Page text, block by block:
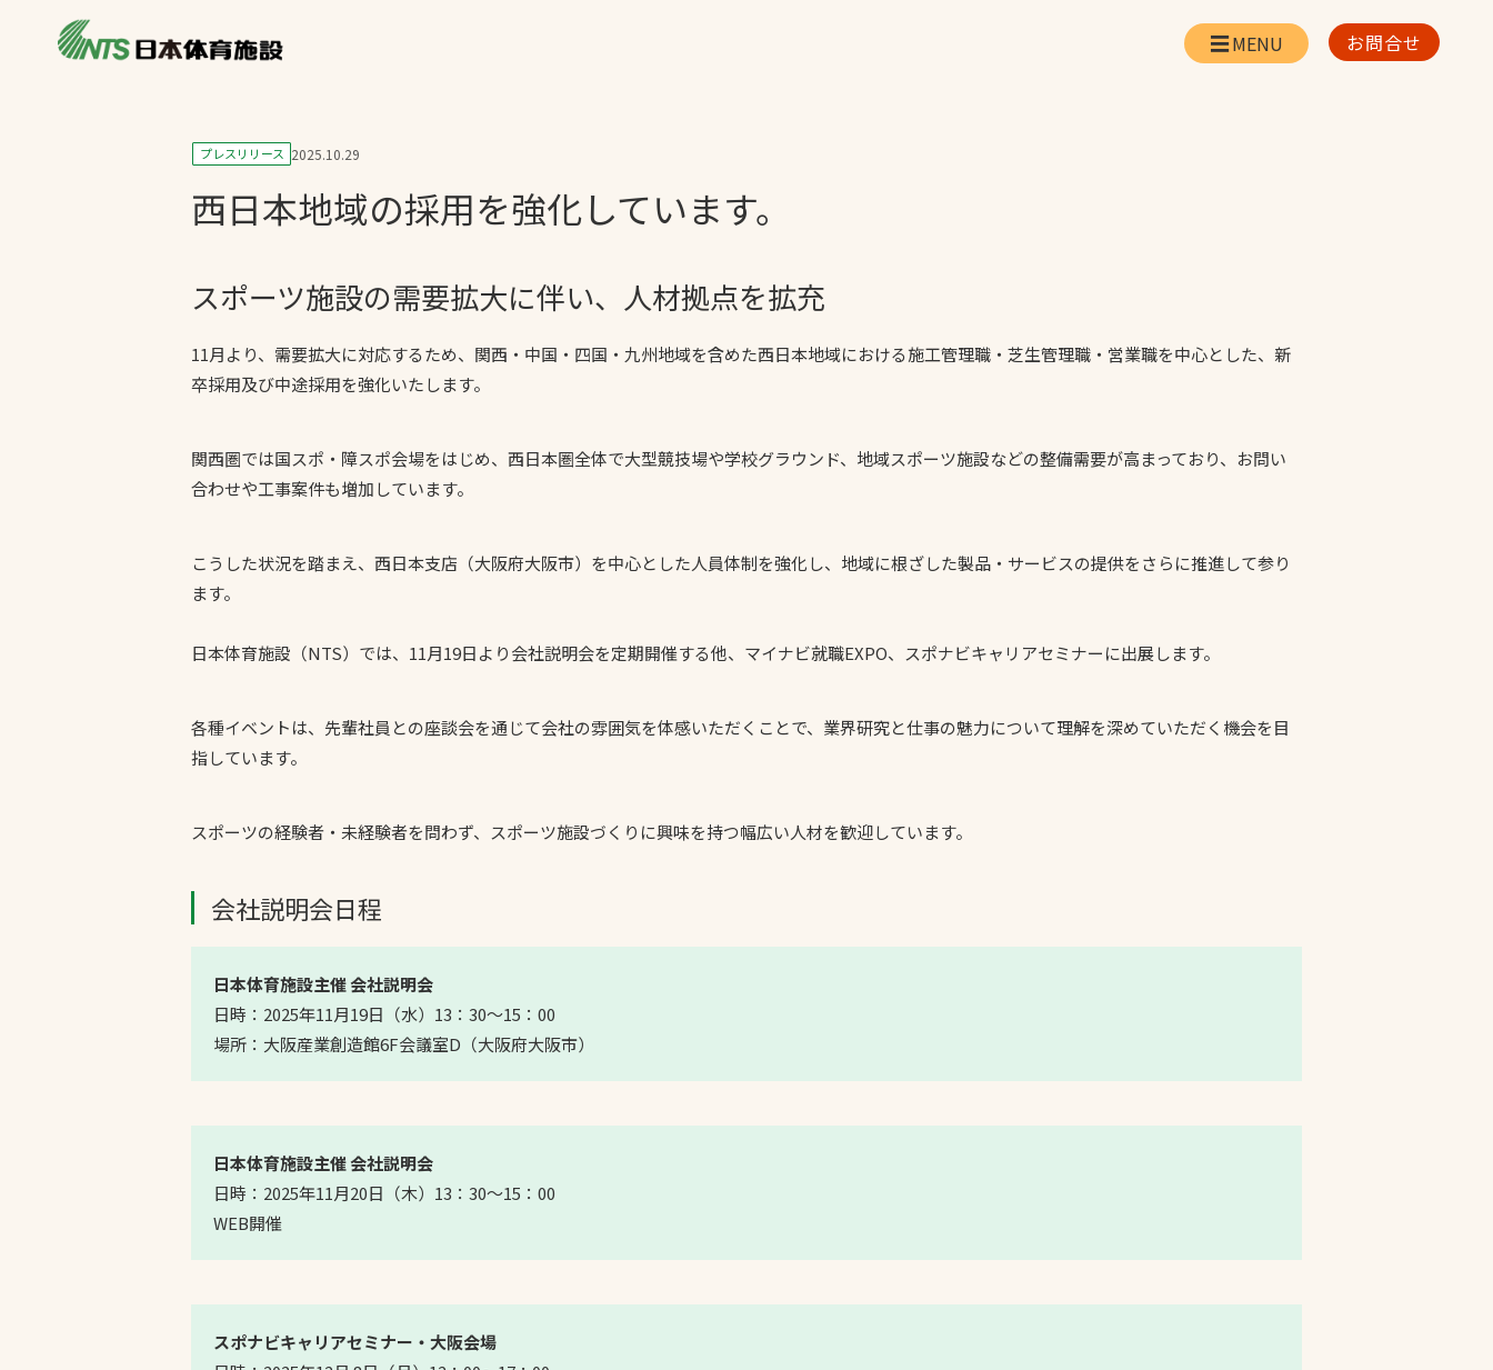
ニュース
ライブラリ
施設別一覧を見る
熱中症対策ミスト
工芝
環境対応ウレタン
全天候舗装
人工芝舗装
クレイ（土）舗装
生）
施工・管理実績一覧
ー
プライバシーポリシ
ー
ポリシー
文字の見えづらさや操作にお困りの方へ 検索
お問合せ
プレスリリース 2025.10.29
西日本地域の採用を強化しています。
スポーツ施設の需要拡大に伴い、人材拠点を拡充
11月より、需要拡大に対応するため、関西・中国・四国・九州地域を含めた西日本地域における施工管理職・芝生管理職・営業職を中心とした、新
卒採用及び中途採用を強化いたします。
関西圏では国スポ・障スポ会場をはじめ、西日本圏全体で大型競技場や学校グラウンド、地域スポーツ施設などの整備需要が高まっており、お問い
合わせや工事案件も増加しています。
こうした状況を踏まえ、西日本支店（大阪府大阪市）を中心とした人員体制を強化し、地域に根ざした製品・サービスの提供をさらに推進して参り
ます。
日本体育施設（NTS）では、11月19日より会社説明会を定期開催する他、マイナビ就職EXPO、スポナビキャリアセミナーに出展します。
各種イベントは、先輩社員との座談会を通じて会社の雰囲気を体感いただくことで、業界研究と仕事の魅力について理解を深めていただく機会を目
指しています。
スポーツの経験者・未経験者を問わず、スポーツ施設づくりに興味を持つ幅広い人材を歓迎しています。
会社説明会日程
日本体育施設主催 会社説明会
日時：2025年11月19日（水）13：30～15：00
場所：大阪産業創造館6F会議室D（大阪府大阪市）
日本体育施設主催 会社説明会
日時：2025年11月20日（木）13：30～15：00
WEB開催
スポナビキャリアセミナー・大阪会場